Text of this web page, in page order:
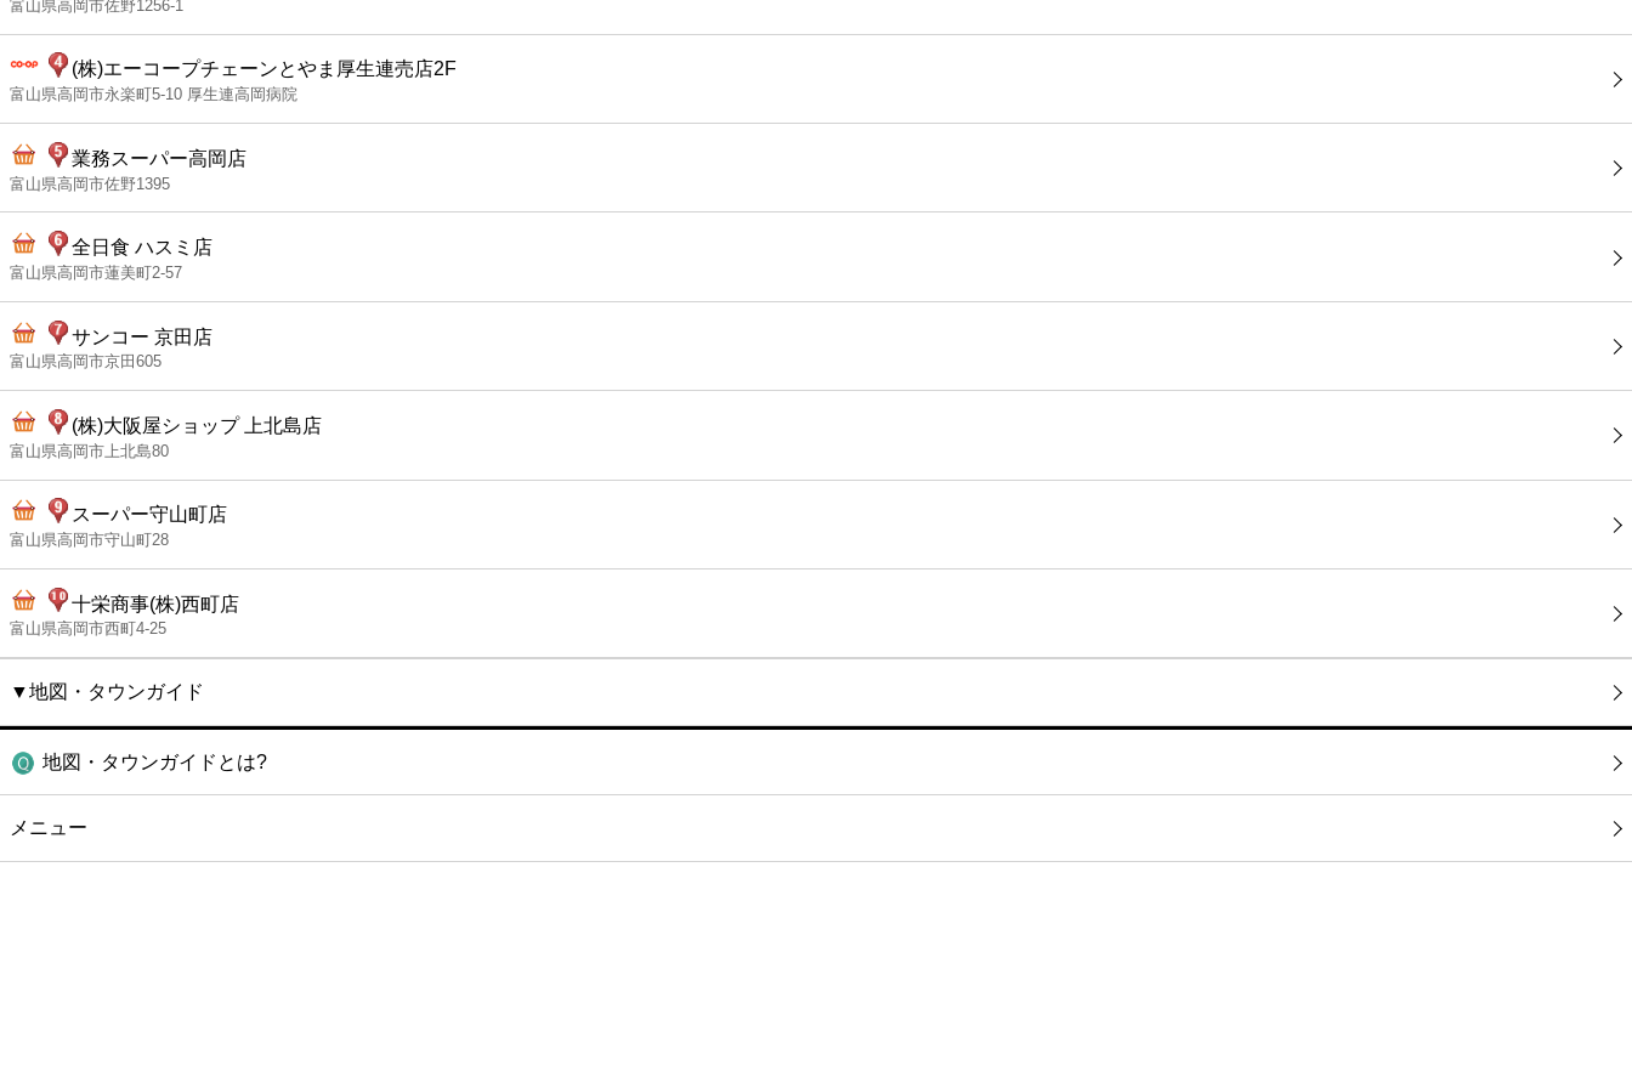
富山県高岡市佐野1256-1
(株)エーコープチェーンとやま厚生連売店2F
富山県高岡市永楽町5-10 厚生連高岡病院
業務スーパー高岡店
富山県高岡市佐野1395
全日食 ハスミ店
富山県高岡市蓮美町2-57
サンコー 京田店
富山県高岡市京田605
(株)大阪屋ショップ 上北島店
富山県高岡市上北島80
スーパー守山町店
富山県高岡市守山町28
十栄商事(株)西町店
富山県高岡市西町4-25
▼地図・タウンガイド
地図・タウンガイドとは?
メニュー